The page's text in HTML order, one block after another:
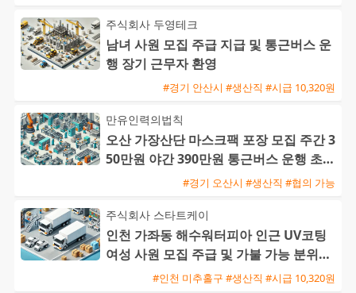
주식회사 두영테크
남녀 사원 모집 주급 지급 및 통근버스 운
행 장기 근무자 환영
#경기 안산시 #생산직 #시급 10,320원
만유인력의법칙
오산 가장산단 마스크팩 포장 모집 주간 3
50만원 야간 390만원 통근버스 운행 초보
#경기 오산시 #생산직 #협의 가능
주식회사 스타트케이
인천 가좌동 해수워터피아 인근 UV코팅
여성 사원 모집 주급 및 가불 가능 분위기
좋은 근무지#인천 미추홀구 #생산직 #시급 10,320원